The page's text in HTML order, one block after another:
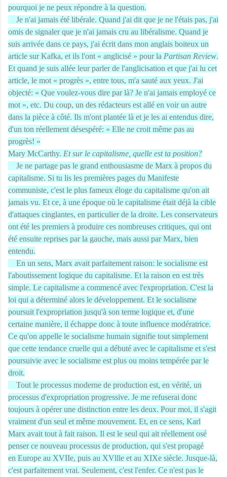
pourquoi je ne peux répondre à la question.
Je n'ai jamais été libérale. Quand j'ai dit que je ne l'étais pas, j'ai
omis de signaler que je n'ai jamais cru au libéralisme. Quand je
suis arrivée dans ce pays, j'ai écrit dans mon anglais boiteux un
article sur Kafka, et ils l'ont « anglicisé » pour la Partisan Review.
Et quand je suis allée leur parler de l'anglicisation et que j'ai lu cet
article, le mot « progrès », entre tous, m'a sauté aux yeux. J'ai
objecté: « Que voulez-vous dire par là? Je n'ai jamais employé ce
mot », etc. Du coup, un des rédacteurs est allé en voir un autre
dans la pièce à côté. Ils m'ont plantée là et je les ai entendus dire,
d'un ton réellement désespéré: « Elle ne croit même pas au
progrès! »
Mary McCarthy. Et sur le capitalisme, quelle est ta position?
Je ne partage pas le grand enthousiasme de Marx à propos du
capitalisme. Si tu lis les premières pages du Manifeste
communiste, c'est le plus fameux éloge du capitalisme qu'on ait
jamais vu. Et ce, à une époque où le capitalisme était déjà la cible
d'attaques cinglantes, en particulier de la droite. Les conservateurs
ont été les premiers à produire ces nombreuses critiques, qui ont
été ensuite reprises par la gauche, mais aussi par Marx, bien
entendu.
En un sens, Marx avait parfaitement raison: le socialisme est
l'aboutissement logique du capitalisme. Et la raison en est très
simple. Le capitalisme a commencé avec l'expropriation. C'est la
loi qui a déterminé alors le développement. Et le socialisme
poursuit l'expropriation jusqu'à son terme logique et, d'une
certaine manière, il échappe donc à toute influence modératrice.
Ce qu'on appelle le socialisme humain signifie tout simplement
que cette tendance cruelle qui a débuté avec le capitalisme et s'est
poursuivie avec le socialisme est plus ou moins tempérée par le
droit.
Tout le processus moderne de production est, en vérité, un
processus d'expropriation progressive. Je me refuserai donc
toujours à opérer une distinction entre les deux. Pour moi, il s'agit
vraiment d'un seul et même mouvement. Et, en ce sens, Karl
Marx avait tout à fait raison. Il est le seul qui ait réellement osé
penser ce nouveau processus de production, qui s'est propagé
en Europe au XVIIe, puis au XVllle et au XIXe siècle. Jusque-là,
c'est parfaitement vrai. Seulement, c'est l'enfer. Ce n'est pas le